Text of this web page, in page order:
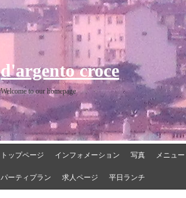
d'argento croce
Welcome to our homepage
トップページ インフォメーション 写真 メニュー
パーティプラン 求人ページ 平日ランチ